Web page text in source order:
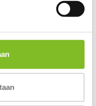
over dit product..